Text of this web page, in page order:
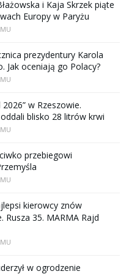
i Kaja Skrzek piąte
Europy w Paryżu
prezydentury Karola
Jak oceniają go Polacy?
2026” w Rzeszowie.
blisko 28 litrów krwi
przebiegowi
kierowcy znów
Rusza 35. MARMA Rajd
w ogrodzenie